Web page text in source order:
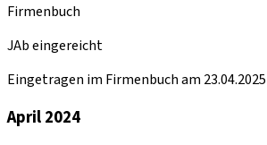
Firmenbuch
JAb eingereicht
Eingetragen im Firmenbuch am 23.04.2025
April 2024